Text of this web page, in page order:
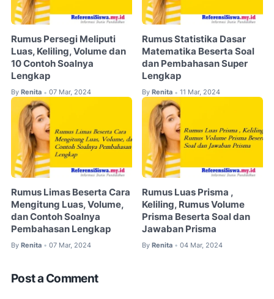
Rumus Persegi Meliputi
Luas, Keliling, Volume dan
10 Contoh Soalnya
Lengkap
By Renita • 07 Mar, 2024
Rumus Statistika Dasar
Matematika Beserta Soal
dan Pembahasan Super
Lengkap
By Renita • 11 Mar, 2024
Rumus Limas Beserta Cara
Mengitung Luas, Volume,
dan Contoh Soalnya
Pembahasan Lengkap
By Renita • 07 Mar, 2024
Rumus Luas Prisma ,
Keliling, Rumus Volume
Prisma Beserta Soal dan
Jawaban Prisma
By Renita • 04 Mar, 2024
Post a Comment